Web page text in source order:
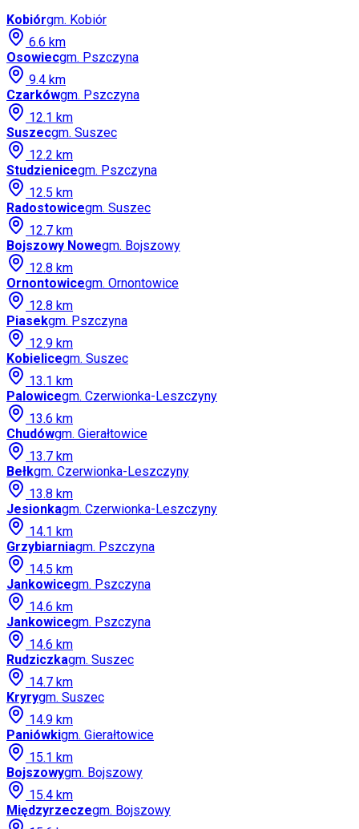
Kobiórgm. Kobiór
6.6 km
Osowiecgm. Pszczyna
9.4 km
Czarkówgm. Pszczyna
12.1 km
Suszecgm. Suszec
12.2 km
Studzienicegm. Pszczyna
12.5 km
Radostowicegm. Suszec
12.7 km
Bojszowy Nowegm. Bojszowy
12.8 km
Ornontowicegm. Ornontowice
12.8 km
Piasekgm. Pszczyna
12.9 km
Kobielicegm. Suszec
13.1 km
Palowicegm. Czerwionka-Leszczyny
13.6 km
Chudówgm. Gierałtowice
13.7 km
Bełkgm. Czerwionka-Leszczyny
13.8 km
Jesionkagm. Czerwionka-Leszczyny
14.1 km
Grzybiarniagm. Pszczyna
14.5 km
Jankowicegm. Pszczyna
14.6 km
Jankowicegm. Pszczyna
14.6 km
Rudziczkagm. Suszec
14.7 km
Kryrygm. Suszec
14.9 km
Paniówkigm. Gierałtowice
15.1 km
Bojszowygm. Bojszowy
15.4 km
Międzyrzeczegm. Bojszowy